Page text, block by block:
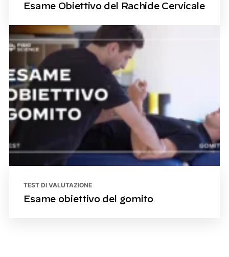
Esame Obiettivo del Rachide Cervicale
TEST DI VALUTAZIONE
Esame obiettivo del gomito